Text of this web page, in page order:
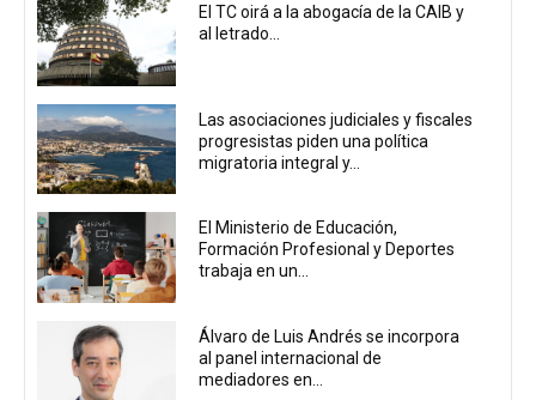
El TC oirá a la abogacía de la CAIB y
al letrado...
Las asociaciones judiciales y fiscales
progresistas piden una política
migratoria integral y...
El Ministerio de Educación,
Formación Profesional y Deportes
trabaja en un...
Álvaro de Luis Andrés se incorpora
al panel internacional de
mediadores en...